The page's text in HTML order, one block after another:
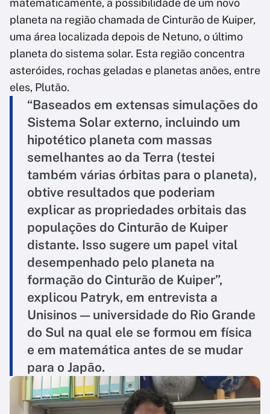
matematicamente, a possibilidade de um novo
planeta na região chamada de Cinturão de Kuiper,
uma área localizada depois de Netuno, o último
planeta do sistema solar. Esta região concentra
asteróides, rochas geladas e planetas anões, entre
eles, Plutão.⁣
“Baseados em extensas simulações do
Sistema Solar externo, incluindo um
hipotético planeta com massas
semelhantes ao da Terra (testei
também várias órbitas para o planeta),
obtive resultados que poderiam
explicar as propriedades orbitais das
populações do Cinturão de Kuiper
distante. Isso sugere um papel vital
desempenhado pelo planeta na
formação do Cinturão de Kuiper”,
explicou Patryk, em entrevista a
Unisinos — universidade do Rio Grande
do Sul na qual ele se formou em física
e em matemática antes de se mudar
para o Japão.